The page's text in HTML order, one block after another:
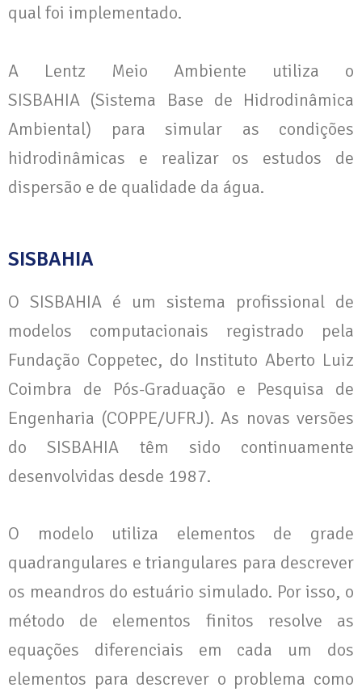
qual foi implementado.
A Lentz Meio Ambiente utiliza o
SISBAHIA (Sistema Base de Hidrodinâmica
Ambiental) para simular as condições
hidrodinâmicas e realizar os estudos de
dispersão e de qualidade da água.
SISBAHIA
O SISBAHIA é um sistema profissional de
modelos computacionais registrado pela
Fundação Coppetec, do Instituto Aberto Luiz
Coimbra de Pós-Graduação e Pesquisa de
Engenharia (COPPE/UFRJ). As novas versões
do SISBAHIA têm sido continuamente
desenvolvidas desde 1987.
O modelo utiliza elementos de grade
quadrangulares e triangulares para descrever
os meandros do estuário simulado. Por isso, o
método de elementos finitos resolve as
equações diferenciais em cada um dos
elementos para descrever o problema como